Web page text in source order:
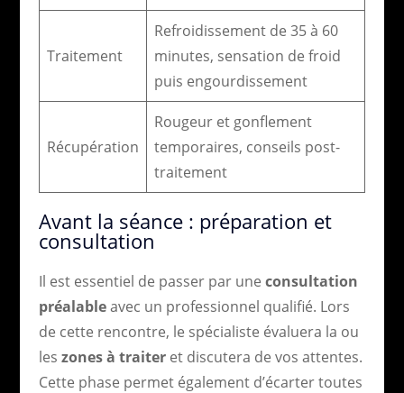
Traitement
Refroidissement de 35 à 60
minutes, sensation de froid
puis engourdissement
Récupération
Rougeur et gonflement
temporaires, conseils post-
traitement
Avant la séance : préparation et
consultation
Il est essentiel de passer par une consultation
préalableavec un professionnel qualifié. Lors
de cette rencontre, le spécialiste évaluera la ou
les zones à traiteret discutera de vos attentes.
Cette phase permet également d’écarter toutes